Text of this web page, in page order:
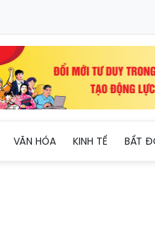
VĂN HÓA KINH TẾ BẤT